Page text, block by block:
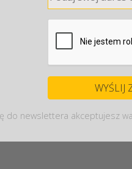
do newslettera akceptujesz